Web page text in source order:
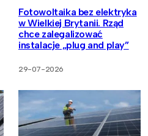
Fotowoltaika bez elektryka
w Wielkiej Brytanii. Rząd
chce zalegalizować
instalacje „plug and play”
29-07-2026